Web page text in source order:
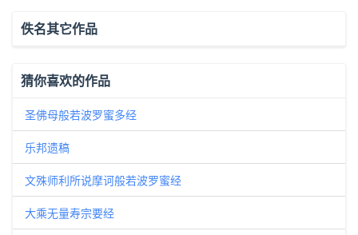
佚名其它作品
猜你喜欢的作品
圣佛母般若波罗蜜多经
乐邦遗稿
文殊师利所说摩诃般若波罗蜜经
大乘无量寿宗要经